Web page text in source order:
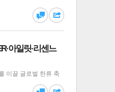
달기 하기
댓글 공유
아일릿·리센느
이끌 글로벌 한류 축